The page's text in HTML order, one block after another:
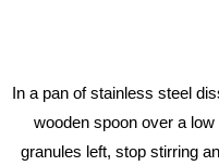
In a pan of stainless steel
wooden spoon over a
granules left, stop stirring